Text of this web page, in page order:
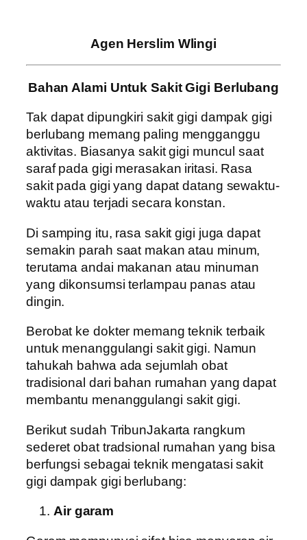
Agen Herslim Wlingi
Bahan Alami Untuk Sakit Gigi Berlubang
Tak dapat dipungkiri sakit gigi dampak gigi
berlubang memang paling mengganggu
aktivitas. Biasanya sakit gigi muncul saat
saraf pada gigi merasakan iritasi. Rasa
sakit pada gigi yang dapat datang sewaktu-
waktu atau terjadi secara konstan.
Di samping itu, rasa sakit gigi juga dapat
semakin parah saat makan atau minum,
terutama andai makanan atau minuman
yang dikonsumsi terlampau panas atau
dingin.
Berobat ke dokter memang teknik terbaik
untuk menanggulangi sakit gigi. Namun
tahukah bahwa ada sejumlah obat
tradisional dari bahan rumahan yang dapat
membantu menanggulangi sakit gigi.
Berikut sudah TribunJakarta rangkum
sederet obat tradsional rumahan yang bisa
berfungsi sebagai teknik mengatasi sakit
gigi dampak gigi berlubang:
Air garam